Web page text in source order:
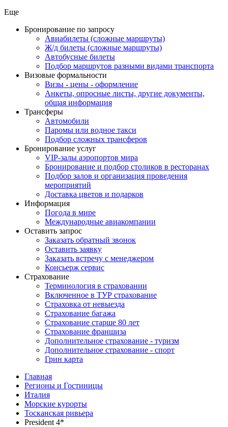
Еще
Бронирование по запросу
Авиабилеты (сложные маршруты)
Ж/д билеты (сложные маршруты)
Автобусные билеты
Подбор маршрутов разными видами транспорта
Визовые формальности
Визы - цены - оформление
Анкеты, опросные листы, другие документы,
общая информация
Трансферы
Автомобили
Паромы или водное такси
Подбор сложных трансферов
Бронирование услуг
VIP-залы аэропортов мира
Бронирование и подбор столиков в ресторанах
Подбор залов и организация проведения
мероприятий
Доставка цветов и подарков
Информация
Погода в мире
Международные авиакомпании
Оставить запрос
Заказать обратный звонок
Оставить заявку
Заказать встречу с менеджером
Консьерж сервис
Страхование
Терминология в страховании
Включенное в ТУР страхование
Страховка от невыезда
Страхование багажа
Страхование старше 80 лет
Страхование франшиза
Дополнительное страхование - туризм
Дополнительное страхование - спорт
Грин карта
Главная
Регионы и Гостиницы
Италия
Морские курорты
Тосканская ривьера
President 4*